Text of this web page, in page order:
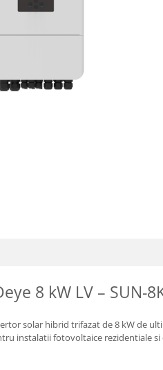
8 kW LV – SUN-
solar hibrid trifazat de 8 kW de
instalatii fotovoltaice rezidentiale